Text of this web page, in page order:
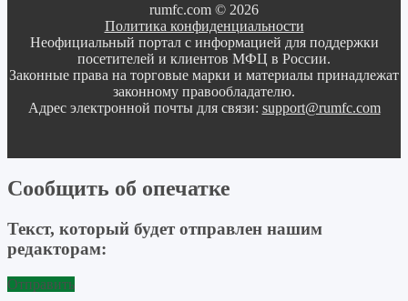
rumfc.com © 2026
Политика конфиденциальности
Неофициальный портал с информацией для поддержки
посетителей и клиентов МФЦ в России.
Законные права на торговые марки и материалы принадлежат
законному правообладателю.
Адрес электронной почты для связи: support@rumfc.com
Сообщить об опечатке
Текст, который будет отправлен нашим
редакторам:
Отправить